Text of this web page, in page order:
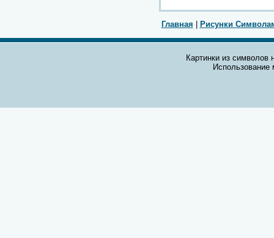
Главная Рисунки
Картинки из символов
Использование